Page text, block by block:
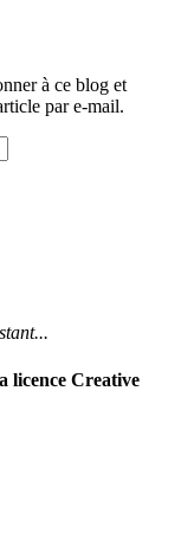
à ce blog et
par e-mail.
licence Creative